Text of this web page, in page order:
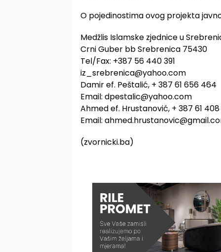
O pojedinostima ovog projekta
Medžlis Islamske zjednice u
Crni Guber bb Srebrenica 75430
Tel/Fax: +387 56 440 391
iz_srebrenica@yahoo.com
Damir ef. Peštalić, + 387 61 656 464
Email: dpestalic@yahoo.com
Ahmed ef. Hrustanović, + 387 61 408
Email:
(zvornicki.ba)